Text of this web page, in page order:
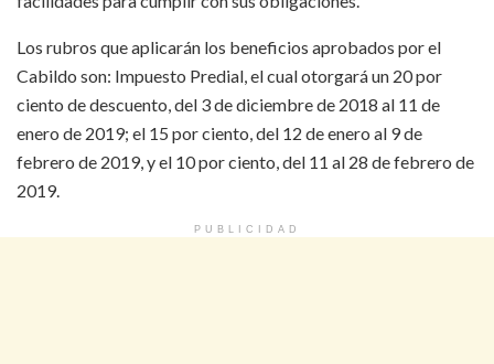
Los rubros que aplicarán los beneficios aprobados por el
Cabildo son: Impuesto Predial, el cual otorgará un 20 por
ciento de descuento, del 3 de diciembre de 2018 al 11 de
enero de 2019; el 15 por ciento, del 12 de enero al 9 de
febrero de 2019, y el 10 por ciento, del 11 al 28 de febrero de
2019.
PUBLICIDAD